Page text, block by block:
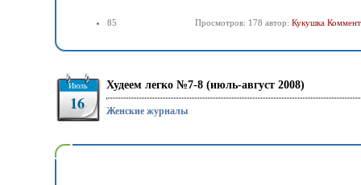
85 Просмотров: 178 автор: Кукушка
Июль
16
Худеем легко №7-8 (июль-август 2008)
Женские журналы